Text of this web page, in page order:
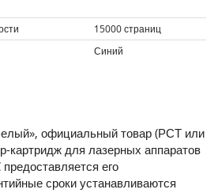
15000 страниц
Синий
официальный товар (РСТ или
картридж для лазерных аппаратов
его
сроки устанавливаются